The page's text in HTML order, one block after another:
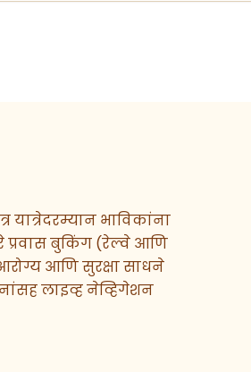
भाविकांना
प्रवास बुकिंग (रेल्वे आणि
आणि सुरक्षा साधने
लाइव्ह नेव्हिगेशन